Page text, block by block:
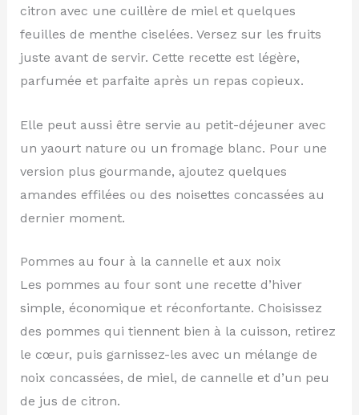
citron avec une cuillère de miel et quelques
feuilles de menthe ciselées. Versez sur les fruits
juste avant de servir. Cette recette est légère,
parfumée et parfaite après un repas copieux.
Elle peut aussi être servie au petit-déjeuner avec
un yaourt nature ou un fromage blanc. Pour une
version plus gourmande, ajoutez quelques
amandes effilées ou des noisettes concassées au
dernier moment.
Pommes au four à la cannelle et aux noix
Les pommes au four sont une recette d’hiver
simple, économique et réconfortante. Choisissez
des pommes qui tiennent bien à la cuisson, retirez
le cœur, puis garnissez-les avec un mélange de
noix concassées, de miel, de cannelle et d’un peu
de jus de citron.